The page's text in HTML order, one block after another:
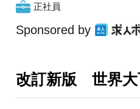
正社員
Sponsored by
改訂新版 世界大